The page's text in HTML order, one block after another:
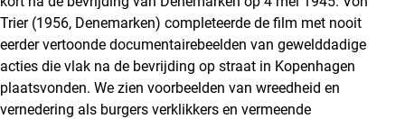
Trier (1956, Denemarken) completeerde de film met nooit
eerder vertoonde documentairebeelden van gewelddadige
acties die vlak na de bevrijding op straat in Kopenhagen
plaatsvonden. We zien voorbeelden van wreedheid en
vernedering als burgers verklikkers en vermeende